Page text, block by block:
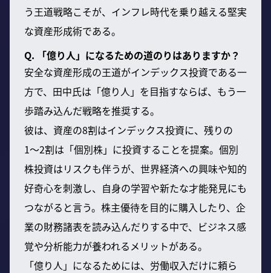
う王道戦略こそが、インフレ時代を乗り越える堅実
な資産形成術である。
Q. 「億り人」になるための道のりはありますか？
安全な資産形成の王道がインデックス投資である一
方で、田中氏は「億り人」を目指すならば、もう一
歩踏み込んだ戦略を推奨する。
彼は、資産の8割はインデックス投資に、残りの
1〜2割は「個別株」に投資することを提案。個別
株投資はリスクも伴うが、世界経済への興味や知的
好奇心を刺激し、自身の学習や新たな才能発見にも
つながると言う。株主優待を目的に購入したり、企
業の財務諸表を読み込んだりする中で、ビジネス感
覚や分析能力が養われるメリットがある。
「億り人」になるためには、労働収入だけに頼ら